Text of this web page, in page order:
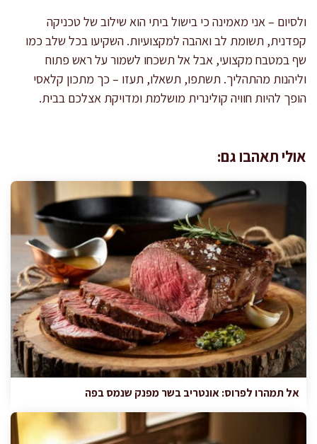
ולסיום – אני מאמינה כי בישול ביתי הוא שילוב של טכניקה
קפדנית, תשומת לב ואהבה למקצועיות. השקיעו בכל שלב כמו
שף במטבח מקצועי, אבל אל תשכחו לשמור על ראש פתוח
וליהנות מהתהליך. תשתפו, תשאלו, תעזו – כך מתכון קלאסי
הופך להיות חוויה קולינרית מושלמת ומדויקת אצלכם בבית.
אולי תאהבו גם:
אל תמהרו לפרוס: אונטריב בשר מפנק שנמס בפה